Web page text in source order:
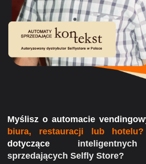
Myślisz o automacie
biura, restauracji lub hotelu?
dotyczące
sprzedających Selfly Store?